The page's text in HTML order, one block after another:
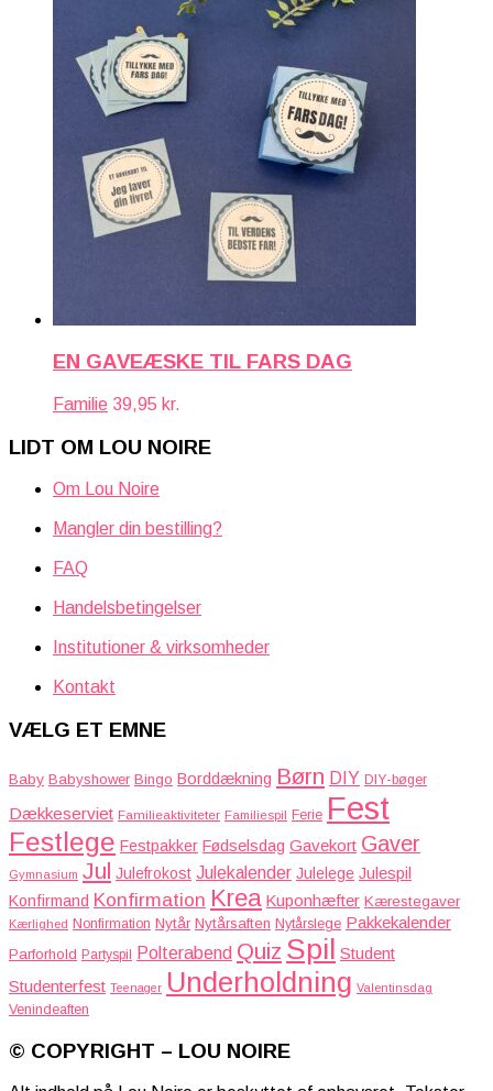
EN GAVEÆSKE TIL FARS DAG
Familie 39,95 kr.
LIDT OM LOU NOIRE
Om Lou Noire
Mangler din bestilling?
FAQ
Handelsbetingelser
Institutioner & virksomheder
Kontakt
VÆLG ET EMNE
Baby Babyshower Bingo Borddækning Børn DIY DIY-bøger
Dækkeserviet Familieaktiviteter Familiespil Ferie Fest
Festlege Festpakker Fødselsdag Gavekort Gaver
Gymnasium Jul Julefrokost Julekalender Julelege Julespil
Konfirmand Konfirmation Krea Kuponhæfter Kærestegaver
Kærlighed Nonfirmation Nytår Nytårsaften Nytårslege Pakkekalender
Parforhold Partyspil Polterabend Quiz Spil Student
Studenterfest Teenager Underholdning Valentinsdag
Venindeaften
© COPYRIGHT – LOU NOIRE